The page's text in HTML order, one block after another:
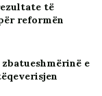
të
reformën
e